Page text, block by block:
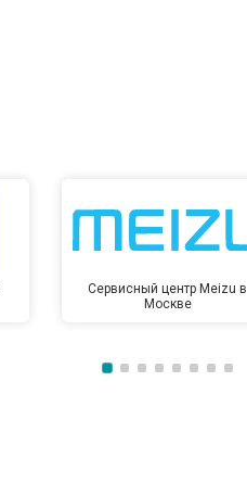
Сервисный центр Meizu в
Москве